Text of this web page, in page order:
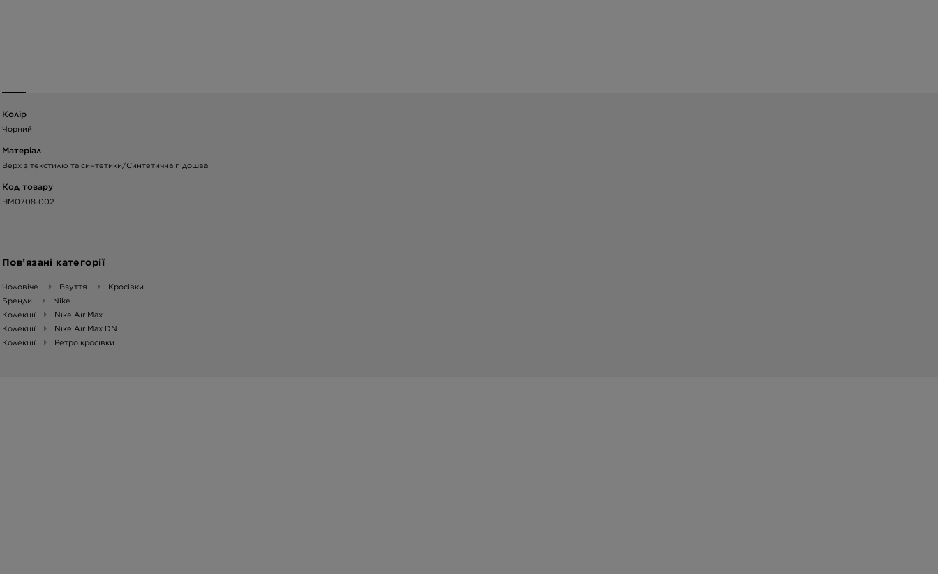
Колір
Чорний
Матеріал
Верх з текстилю та синтетики/Синтетична підошва
Код товару
HM0708-002
Пов’язані категорії
Чоловіче Взуття
Кросівки
Бренди
Nike
Колекції
Nike Air Max
Колекції
Nike Air Max DN
Колекції
Ретро кросівки